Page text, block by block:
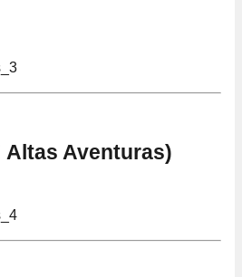
Altas Aventuras)